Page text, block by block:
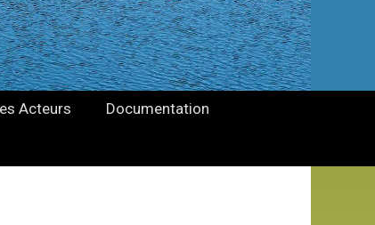
Acteurs
Documentation